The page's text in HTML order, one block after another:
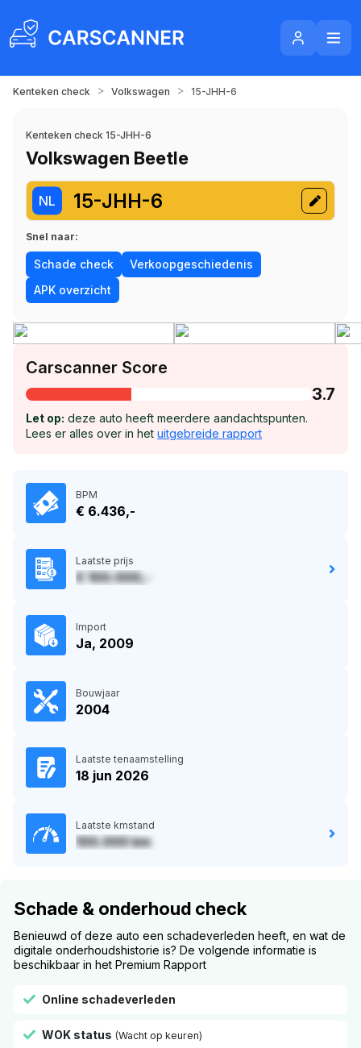
Kenteken check > Volkswagen > 15-JHH-6
Kenteken check 15-JHH-6
Volkswagen Beetle
NL 15-JHH-6
Snel naar:
Schade check
Verkoopgeschiedenis
APK overzicht
Carscanner Score
3.7
Let op: deze auto heeft meerdere aandachtspunten.
Lees er alles over in het uitgebreide rapport
BPM
€ 6.436,-
Laatste prijs
€ 100.000,-
Import
Ja, 2009
Bouwjaar
2004
Laatste tenaamstelling
18 jun 2026
Laatste kmstand
100.000 km
Schade & onderhoud check
Benieuwd of deze auto een schadeverleden heeft, en wat de
digitale onderhoudshistorie is? De volgende informatie is
beschikbaar in het Premium Rapport
Online schadeverleden
WOK status (Wacht op keuren)